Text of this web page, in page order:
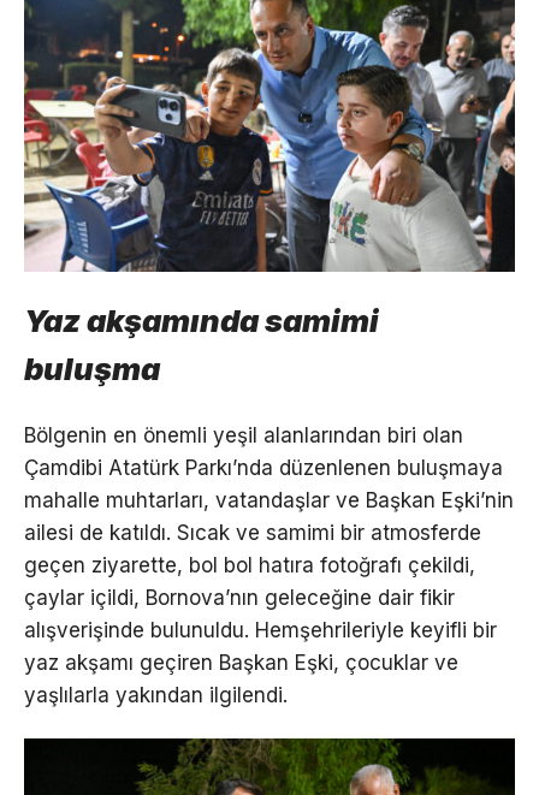
Yaz akşamında samimi
buluşma
Bölgenin en önemli yeşil alanlarından biri olan
Çamdibi Atatürk Parkı’nda düzenlenen buluşmaya
mahalle muhtarları, vatandaşlar ve Başkan Eşki’nin
ailesi de katıldı. Sıcak ve samimi bir atmosferde
geçen ziyarette, bol bol hatıra fotoğrafı çekildi,
çaylar içildi, Bornova’nın geleceğine dair fikir
alışverişinde bulunuldu. Hemşehrileriyle keyifli bir
yaz akşamı geçiren Başkan Eşki, çocuklar ve
yaşlılarla yakından ilgilendi.